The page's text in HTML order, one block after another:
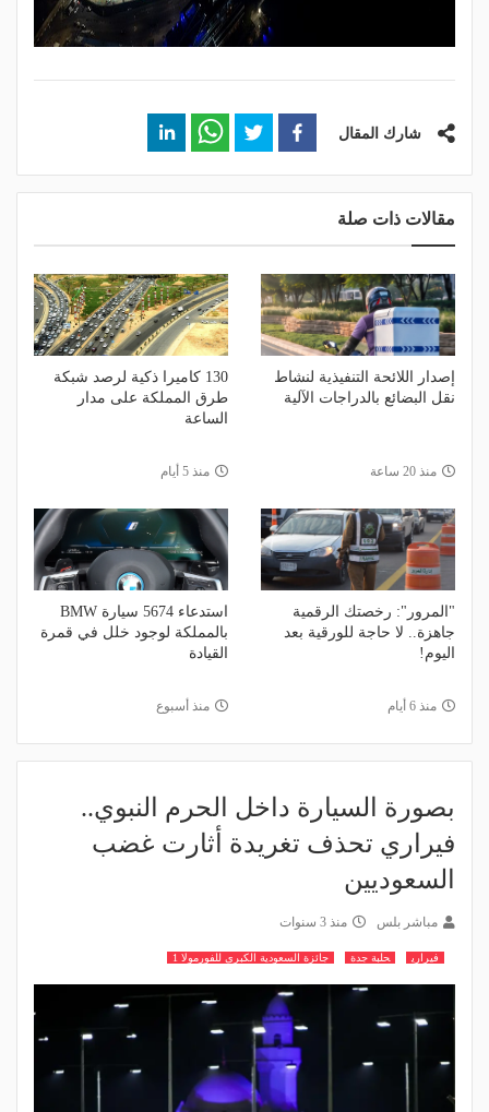
شارك المقال
مقالات ذات صلة
إصدار اللائحة التنفيذية لنشاط
نقل البضائع بالدراجات الآلية
منذ 20 ساعة
130 كاميرا ذكية لرصد شبكة
طرق المملكة على مدار
الساعة
منذ 5 أيام
"المرور": رخصتك الرقمية
جاهزة.. لا حاجة للورقية بعد
اليوم!
منذ 6 أيام
استدعاء 5674 سيارة BMW
بالمملكة لوجود خلل في قمرة
القيادة
منذ أسبوع
بصورة السيارة داخل الحرم النبوي..
فيراري تحذف تغريدة أثارت غضب
السعوديين
مباشر بلس منذ 3 سنوات
فيراري حلبة جدة جائزة السعودية الكبرى للفورمولا 1